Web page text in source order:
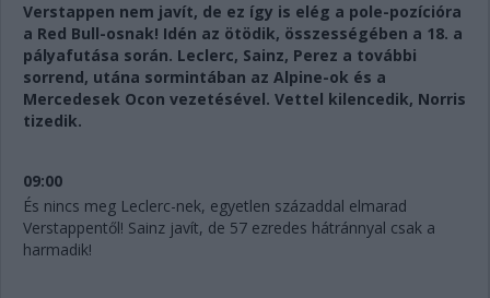
Verstappen nem javít, de ez így is elég a pole-pozícióra
a Red Bull-osnak! Idén az ötödik, összességében a 18. a
pályafutása során. Leclerc, Sainz, Perez a további
sorrend, utána sormintában az Alpine-ok és a
Mercedesek Ocon vezetésével. Vettel kilencedik, Norris
tizedik.
09:00
És nincs meg Leclerc-nek, egyetlen századdal elmarad
Verstappentől! Sainz javít, de 57 ezredes hátránnyal csak a
harmadik!